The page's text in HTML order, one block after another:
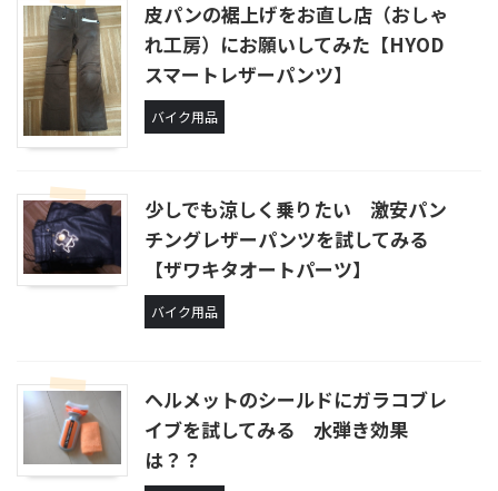
皮パンの裾上げをお直し店（おしゃ
れ工房）にお願いしてみた【HYOD
スマートレザーパンツ】
バイク用品
少しでも涼しく乗りたい 激安パン
チングレザーパンツを試してみる
【ザワキタオートパーツ】
バイク用品
ヘルメットのシールドにガラコブレ
イブを試してみる 水弾き効果
は？？